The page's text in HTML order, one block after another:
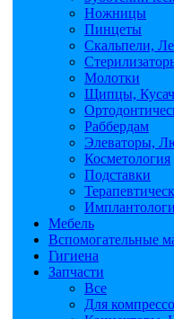
Ножницы
Пинцеты
Скальпели,
Молотки
Щипцы,
Раббердам
Элеваторы,
Косметология
Подставки
Мебель
Вспомогательные
Гигиена
Запчасти
Все
Для